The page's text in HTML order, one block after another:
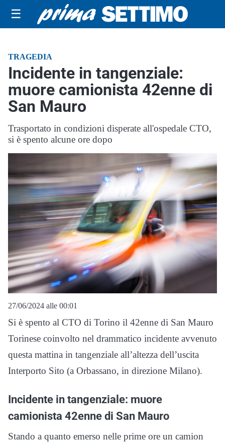
☰
TRAGEDIA
Incidente in tangenziale:
muore camionista 42enne di
San Mauro
Trasportato in condizioni disperate all'ospedale CTO,
si è spento alcune ore dopo
27/06/2024 alle 00:01
Si è spento al CTO di Torino il 42enne di San Mauro
Torinese coinvolto nel drammatico incidente avvenuto
questa mattina in tangenziale all’altezza dell’uscita
Interporto Sito (a Orbassano, in direzione Milano).
Incidente in tangenziale: muore
camionista 42enne di San Mauro
Stando a quanto emerso nelle prime ore un camion